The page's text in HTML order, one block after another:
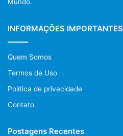
INFORMAÇÕES IMPORTANTES
Quem Somos
Termos de Uso
Política de privacidade
Contato
Postagens Recentes